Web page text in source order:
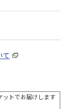
て
ットでお届けします